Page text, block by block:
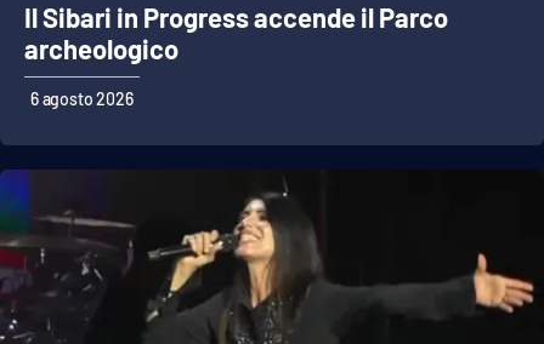
Il Sibari in Progress accende il Parco
archeologico
6 agosto 2026